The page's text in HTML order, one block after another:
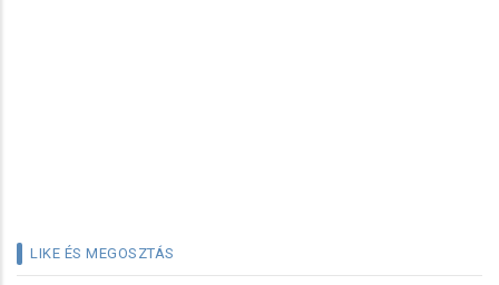
LIKE ÉS MEGOSZTÁS